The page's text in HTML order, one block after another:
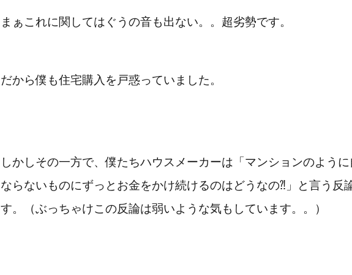
まぁこれに関してはぐうの音も出ない。。超劣勢です。
だから僕も住宅購入を戸惑っていました。
しかしその一方で、僕たちハウスメーカーは「マンションのよう
ならないものにずっとお金をかけ続けるのはどうなの⁈」と言う反
す。（ぶっちゃけこの反論は弱いような気もしています。。）